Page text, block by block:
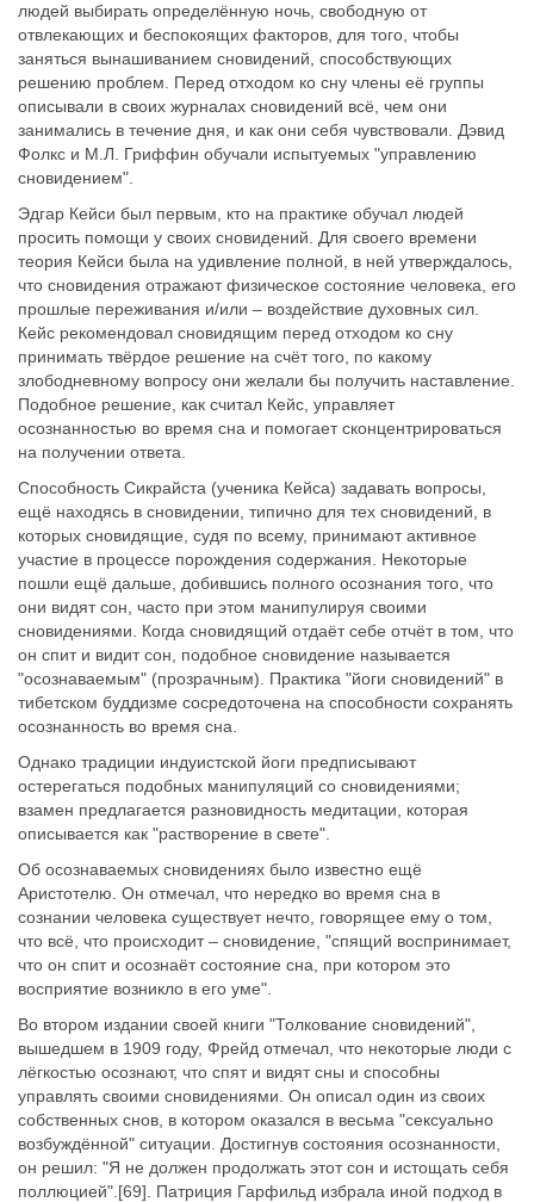
людей выбирать определённую ночь, свободную от
отвлекающих и беспокоящих факторов, для того, чтобы
заняться вынашиванием сновидений, способствующих
решению проблем. Перед отходом ко сну члены её группы
описывали в своих журналах сновидений всё, чем они
занимались в течение дня, и как они себя чувствовали. Дэвид
Фолкс и М.Л. Гриффин обучали испытуемых "управлению
сновидением".
Эдгар Кейси был первым, кто на практике обучал людей
просить помощи у своих сновидений. Для своего времени
теория Кейси была на удивление полной, в ней утверждалось,
что сновидения отражают физическое состояние человека, его
прошлые переживания и/или – воздействие духовных сил.
Кейс рекомендовал сновидящим перед отходом ко сну
принимать твёрдое решение на счёт того, по какому
злободневному вопросу они желали бы получить наставление.
Подобное решение, как считал Кейс, управляет
осознанностью во время сна и помогает сконцентрироваться
на получении ответа.
Способность Сикрайста (ученика Кейса) задавать вопросы,
ещё находясь в сновидении, типично для тех сновидений, в
которых сновидящие, судя по всему, принимают активное
участие в процессе порождения содержания. Некоторые
пошли ещё дальше, добившись полного осознания того, что
они видят сон, часто при этом манипулируя своими
сновидениями. Когда сновидящий отдаёт себе отчёт в том, что
он спит и видит сон, подобное сновидение называется
"осознаваемым" (прозрачным). Практика "йоги сновидений" в
тибетском буддизме сосредоточена на способности сохранять
осознанность во время сна.
Однако традиции индуистской йоги предписывают
остерегаться подобных манипуляций со сновидениями;
взамен предлагается разновидность медитации, которая
описывается как "растворение в свете".
Об осознаваемых сновидениях было известно ещё
Аристотелю. Он отмечал, что нередко во время сна в
сознании человека существует нечто, говорящее ему о том,
что всё, что происходит – сновидение, "спящий воспринимает,
что он спит и осознаёт состояние сна, при котором это
восприятие возникло в его уме".
Во втором издании своей книги "Толкование сновидений",
вышедшем в 1909 году, Фрейд отмечал, что некоторые люди с
лёгкостью осознают, что спят и видят сны и способны
управлять своими сновидениями. Он описал один из своих
собственных снов, в котором оказался в весьма "сексуально
возбуждённой" ситуации. Достигнув состояния осознанности,
он решил: "Я не должен продолжать этот сон и истощать себя
поллюцией".[69]. Патриция Гарфильд избрала иной подход в